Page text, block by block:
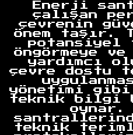
Enerji
çalışan
çevrenin
önem taşır.
potansiyel
öngörmeye ve
yardımcı
çevre dostu
yönetimi gibi
teknik bilgi
oynar.
teknik